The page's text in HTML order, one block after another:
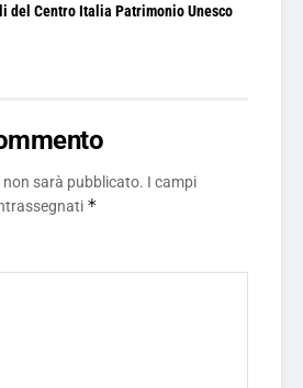
del Centro Italia Patrimonio Unesco
sarà pubblicato. I campi
*